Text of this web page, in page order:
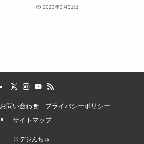
2023年3月31日
お問い合わせ
プライバシーポリシー
サイトマップ
©デジんちゅ.